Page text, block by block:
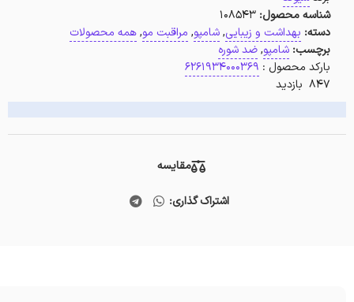
شناسه محصول: 108543
دسته: بهداشت و زیبایی,شامپو, مراقبت مو,همه محصولات
برچسب: شامپو,ضد شوره
بارکد محصول : 6261934000369
847 بازدید
مقایسه
اشتراک گذاری: